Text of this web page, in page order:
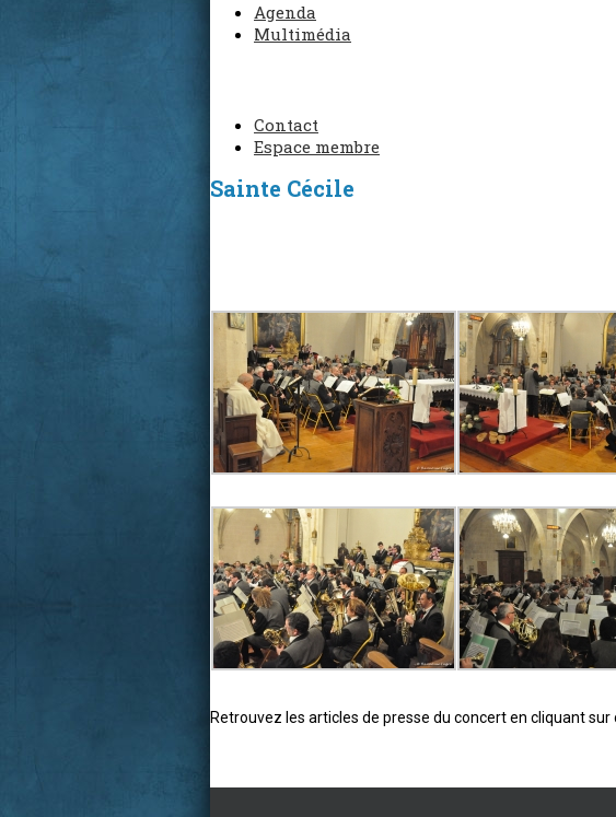
Agenda
Multimédia
Contact
Espace membre
Sainte Cécile
Retrouvez les articles de presse du concert en cliquant sur